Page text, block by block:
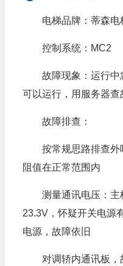
电梯品牌：蒂森电
控制系统：MC2
故障现象：运行中
可以运行，用服务器
故障排查：
按常规思路排查
阻值在正常范围内
测量通讯电压：
23.3V，怀疑开关电源
电源，故障依旧
对调轿内通讯板，